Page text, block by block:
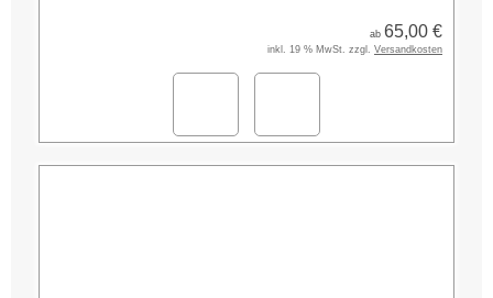
ab 65,00 €
inkl. 19 % MwSt. zzgl. Versandkosten